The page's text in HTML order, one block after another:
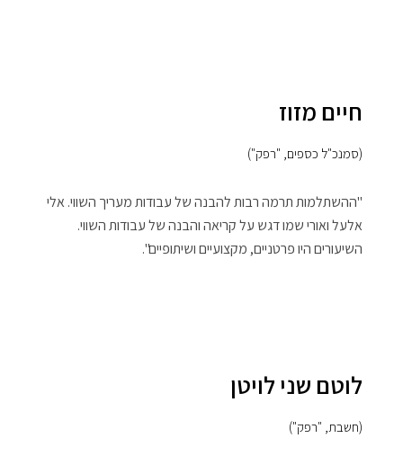
חיים מזוז
(סמנכ"ל כספים, "רפק")
"ההשתלמות תרמה רבות להבנה של עבודות מעריך השווי. אלי
אלעל ואורי שמו דגש על קריאה והבנה של עבודות השווי.
השיעורים היו פרטניים, מקצועיים ושיתופיים".
לוטם שני לויטן
(חשבת, "רפק")